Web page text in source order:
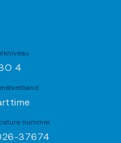
4
nummer
37674